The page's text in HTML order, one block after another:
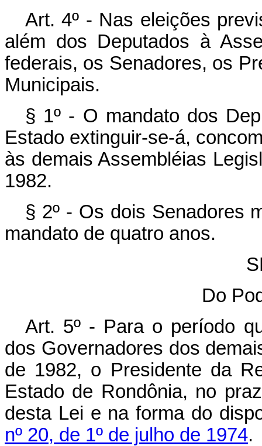
Art. 4º - Nas eleições
além dos Deputados à
federais, os Senadores, os
Municipais.
§ 1º - O mandato dos
Estado extinguir-se-á,
às demais Assembléias
1982.
§ 2º - Os dois Senadores
mandato de quatro anos.
Do
Art. 5º - Para o período
dos Governadores dos
de 1982, o Presidente da
Estado de Rondônia, no
desta Lei e na forma do
nº 20, de 1º de julho de 1974.